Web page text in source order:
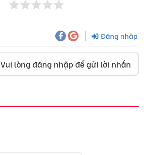
Đăng nhập
Vui lòng đăng nhập để gửi lời nhắn